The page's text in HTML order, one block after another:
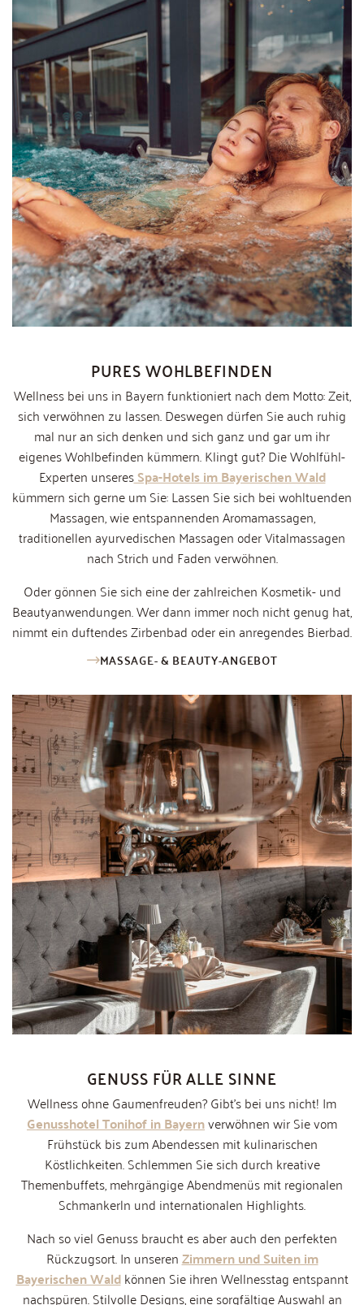
PURES WOHLBEFINDEN
Wellness bei uns in Bayern funktioniert nach dem Motto: Zeit,
sich verwöhnen zu lassen. Deswegen dürfen Sie auch ruhig
mal nur an sich denken und sich ganz und gar um ihr
eigenes Wohlbefinden kümmern. Klingt gut? Die Wohlfühl-
Experten unseresSpa-Hotels im Bayerischen Wald
kümmern sich gerne um Sie: Lassen Sie sich bei wohltuenden
Massagen, wie entspannenden Aromamassagen,
traditionellen ayurvedischen Massagen oder Vitalmassagen
nach Strich und Faden verwöhnen.
Oder gönnen Sie sich eine der zahlreichen Kosmetik- und
Beautyanwendungen. Wer dann immer noch nicht genug hat,
nimmt ein duftendes Zirbenbad oder ein anregendes Bierbad.
MASSAGE- & BEAUTY-ANGEBOT
GENUSS FÜR ALLE SINNE
Wellness ohne Gaumenfreuden? Gibt's bei uns nicht! Im
Genusshotel Tonihof in Bayernverwöhnen wir Sie vom
Frühstück bis zum Abendessen mit kulinarischen
Köstlichkeiten. Schlemmen Sie sich durch kreative
Themenbuffets, mehrgängige Abendmenüs mit regionalen
Schmankerln und internationalen Highlights.
Nach so viel Genuss braucht es aber auch den perfekten
Rückzugsort. In unserenZimmern und Suiten im
Bayerischen Waldkönnen Sie ihren Wellnesstag entspannt
nachspüren. Stilvolle Designs, eine sorgfältige Auswahl an